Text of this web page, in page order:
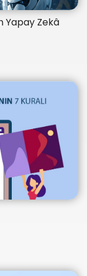
Yapay Zekâ